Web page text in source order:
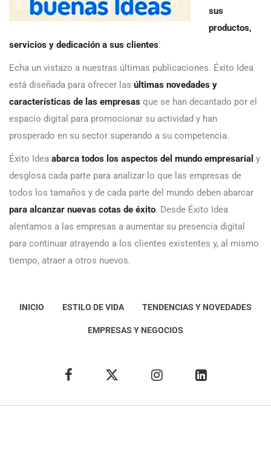
sus
productos,
servicios y dedicación a sus clientes.
Echa un vistazo a nuestras últimas publicaciones. Éxito Idea
está diseñada para ofrecer las últimas novedades y
características de las empresas que se han decantado por el
espacio digital para promocionar su actividad y han
prosperado en su sector superando a su competencia.
Éxito Idea abarca todos los aspectos del mundo empresarial y
desglosa cada parte para analizar lo que las empresas de
todos los tamaños y de cada parte del mundo deben abarcar
para alcanzar nuevas cotas de éxito. Desde Éxito Idea
alentamos a las empresas a aumentar su presencia digital
para continuar atrayendo a los clientes existentes y, al mismo
tiempo, atraer a otros nuevos.
INICIO ESTILO DE VIDA TENDENCIAS Y NOVEDADES
EMPRESAS Y NEGOCIOS